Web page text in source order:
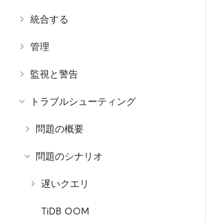
統合する
管理
監視と警告
トラブルシューティング
問題の概要
問題のシナリオ
遅いクエリ
TiDB OOM